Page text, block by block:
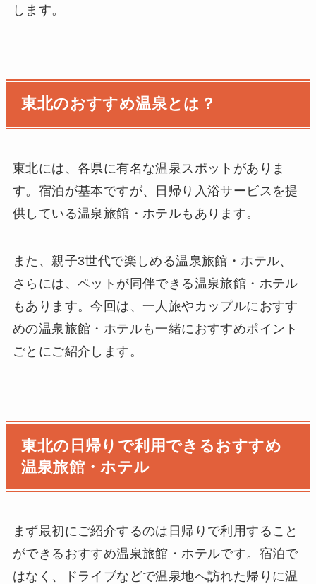
します。
東北のおすすめ温泉とは？
東北には、各県に有名な温泉スポットがありま
す。宿泊が基本ですが、日帰り入浴サービスを提
供している温泉旅館・ホテルもあります。
また、親子3世代で楽しめる温泉旅館・ホテル、
さらには、ペットが同伴できる温泉旅館・ホテル
もあります。今回は、一人旅やカップルにおすす
めの温泉旅館・ホテルも一緒におすすめポイント
ごとにご紹介します。
東北の日帰りで利用できるおすすめ
温泉旅館・ホテル
まず最初にご紹介するのは日帰りで利用すること
ができるおすすめ温泉旅館・ホテルです。宿泊で
はなく、ドライブなどで温泉地へ訪れた帰りに温